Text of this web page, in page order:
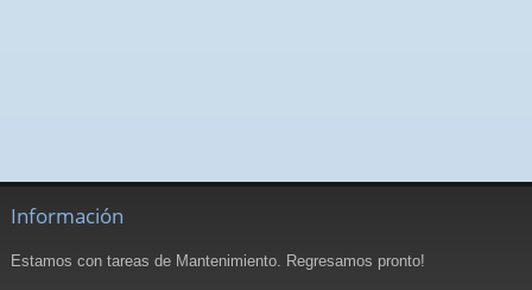
Información
Estamos con tareas de Mantenimiento. Regresamos pronto!